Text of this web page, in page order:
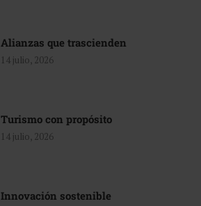
Alianzas que trascienden
14 julio, 2026
Turismo con propósito
14 julio, 2026
Innovación sostenible